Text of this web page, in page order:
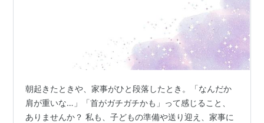
朝起きたときや、家事がひと段落したとき。「なんだか
肩が重いな…」「首がガチガチかも」って感じること、
ありませんか？ 私も、子どもの準備や送り迎え、家事に